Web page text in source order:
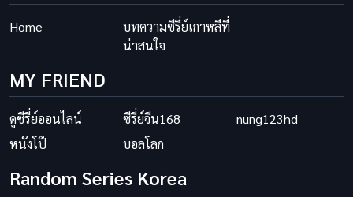
Home
บทความซีรี่ย์เกาหลีที่
น่าสนใจ
MY FRIEND
ดูซีรี่ย์ออนไลน์ ซีรี่ย์จีน168
nung123hd
หนังโป๊
บอลโลก
Random Series Korea